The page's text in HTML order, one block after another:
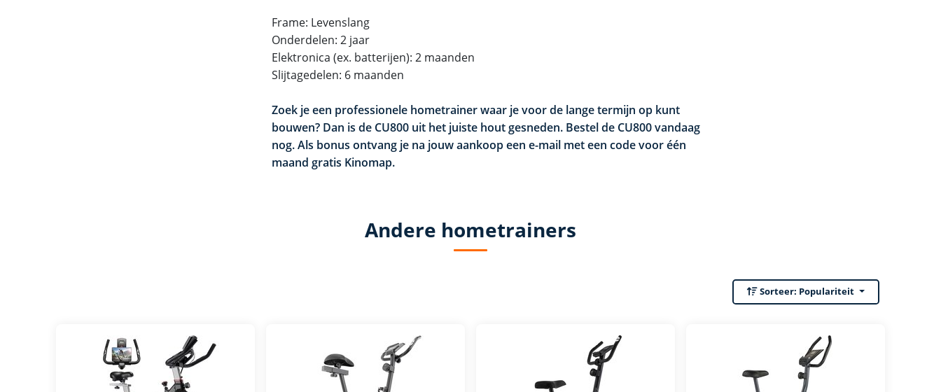
Frame: Levenslang
Onderdelen: 2 jaar
Elektronica (ex. batterijen): 2 maanden
Slijtagedelen: 6 maanden
Zoek je een professionele hometrainer waar je voor de lange termijn op kunt
bouwen? Dan is de CU800 uit het juiste hout gesneden. Bestel de CU800 vandaag
nog.Als bonus ontvang je na jouw aankoop een e-mail met een code voor één
maand gratis Kinomap.
Andere hometrainers
Sorteer: Populariteit